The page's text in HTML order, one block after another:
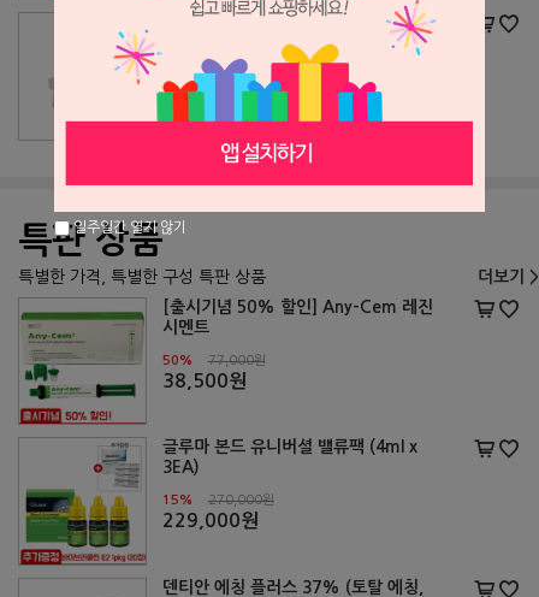
덴티안 근관주입 팁 커브형
17% 18,000원
15,000원
특판 상품
특별한 가격, 특별한 구성 특판 상품
더보기 >
[출시기념 50% 할인] Any-Cem 레진
시멘트
50% 77,000원
38,500원
글루마 본드 유니버셜 밸류팩 (4ml x
3EA)
15% 270,000원
229,000원
덴티안 에칭 플러스 37% (토탈 에칭,
일주일간 열지 않기